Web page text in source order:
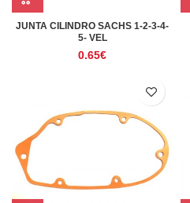
JUNTA CILINDRO SACHS 1-2-3-4-
5- VEL
0.65€